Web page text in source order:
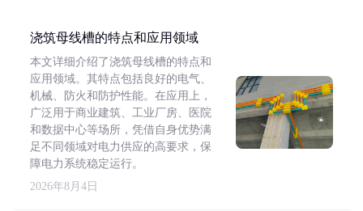
浇筑母线槽的特点和应用领域
本文详细介绍了浇筑母线槽的特点和
应用领域。其特点包括良好的电气、
机械、防火和防护性能。在应用上，
广泛用于商业建筑、工业厂房、医院
和数据中心等场所，凭借自身优势满
足不同领域对电力供应的高要求，保
障电力系统稳定运行。
2026年8月4日